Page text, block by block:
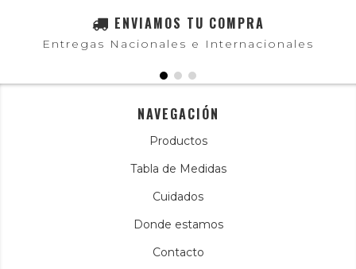
ENVIAMOS TU COMPRA
Entregas Nacionales e Internacionales
NAVEGACIÓN
Productos
Tabla de Medidas
Cuidados
Donde estamos
Contacto